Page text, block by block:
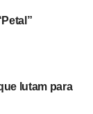
encerrando
que o
onda que
nos anos
a
lutam para